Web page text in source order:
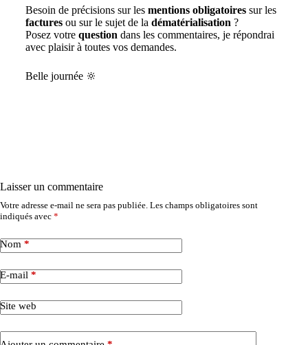
Besoin de précisions sur les mentions obligatoiressur les
facturesou sur le sujet de la dématérialisation ?
Posez votrequestion dans les commentaires, je répondrai
avec plaisir à toutes vos demandes.
Belle journée 🔆
Laisser un commentaire
Votre adresse e-mail ne sera pas publiée. Les champs obligatoires sont
indiqués avec *
Nom *
E-mail *
Site web